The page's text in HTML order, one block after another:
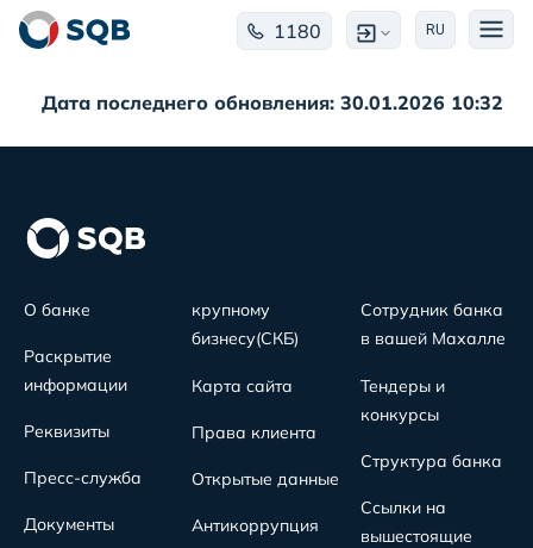
1180 RU
Дата последнего обновления: 30.01.2026 10:32
О банке
Раскрытие
информации
Реквизиты
Пресс-служба
Документы
крупному
бизнесу(СКБ)
Карта сайта
Права клиента
Открытые данные
Антикоррупция
Сотрудник банка
в вашей Махалле
Тендеры и
конкурсы
Структура банка
Ссылки на
вышестоящие